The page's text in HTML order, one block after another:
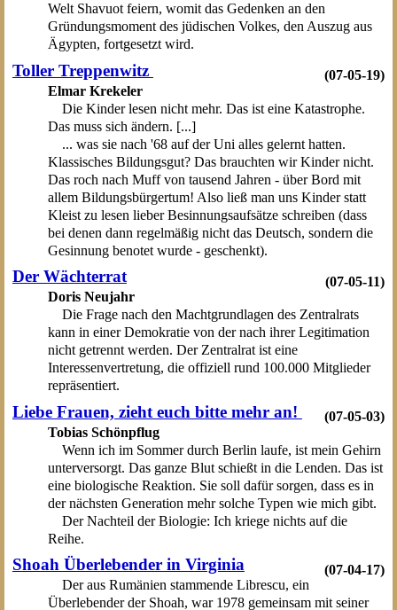
Welt Shavuot feiern, womit das Gedenken an den
Gründungsmoment des jüdischen Volkes, den Auszug aus
Ägypten, fortgesetzt wird.
(07-05-19)
Toller Treppenwitz
Elmar Krekeler
Die Kinder lesen nicht mehr. Das ist eine Katastrophe.
Das muss sich ändern. [...]
... was sie nach '68 auf der Uni alles gelernt hatten.
Klassisches Bildungsgut? Das brauchten wir Kinder nicht.
Das roch nach Muff von tausend Jahren - über Bord mit
allem Bildungsbürgertum! Also ließ man uns Kinder statt
Kleist zu lesen lieber Besinnungsaufsätze schreiben (dass
bei denen dann regelmäßig nicht das Deutsch, sondern die
Gesinnung benotet wurde - geschenkt).
(07-05-11)
Der Wächterrat
Doris Neujahr
Die Frage nach den Machtgrundlagen des Zentralrats
kann in einer Demokratie von der nach ihrer Legitimation
nicht getrennt werden. Der Zentralrat ist eine
Interessenvertretung, die offiziell rund 100.000 Mitglieder
repräsentiert.
(07-05-03)
Liebe Frauen, zieht euch bitte mehr an!
Tobias Schönpflug
Wenn ich im Sommer durch Berlin laufe, ist mein Gehirn
unterversorgt. Das ganze Blut schießt in die Lenden. Das ist
eine biologische Reaktion. Sie soll dafür sorgen, dass es in
der nächsten Generation mehr solche Typen wie mich gibt.
Der Nachteil der Biologie: Ich kriege nichts auf die
Reihe.
(07-04-17)
Shoah Überlebender in Virginia
Der aus Rumänien stammende Librescu, ein
Überlebender der Shoah, war 1978 gemeinsam mit seiner